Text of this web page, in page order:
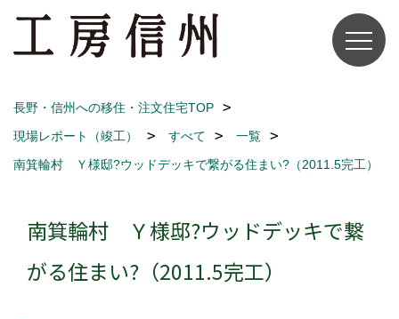
長野・信州への移住・注文住宅TOP
現場レポート（竣工）
すべて
一覧
南箕輪村 Ｙ様邸?ウッドデッキで繋がる住まい?（2011.5完工）
南箕輪村 Ｙ様邸?ウッドデッキで繋
がる住まい?（2011.5完工）